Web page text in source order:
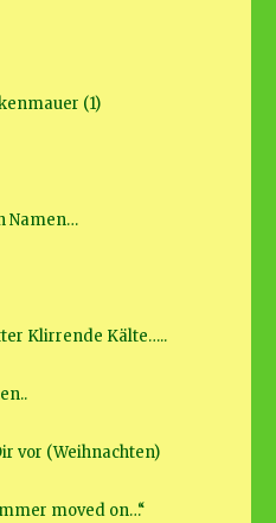
(1)
Namen…
Klirrende Kälte…..
vor (Weihnachten)
moved on…“